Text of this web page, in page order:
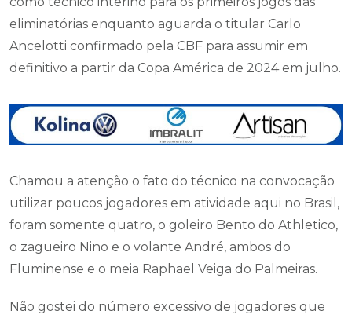
eliminatórias enquanto aguarda o titular Carlo
Ancelotti confirmado pela CBF para assumir em
definitivo a partir da Copa América de 2024 em julho.
Chamou a atenção o fato do técnico na convocação
utilizar poucos jogadores em atividade aqui no Brasil,
foram somente quatro, o goleiro Bento do Athletico,
o zagueiro Nino e o volante André, ambos do
Fluminense e o meia Raphael Veiga do Palmeiras.
Não gostei do número excessivo de jogadores que